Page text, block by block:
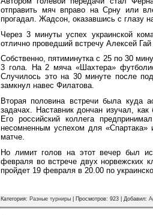
отправить мяч вправо на Срну или
прогадал. Жадсон, оказавшись с глазу
Через 3 минуты успех украинской
отлично проведший встречу Алексей
Собственно, пятиминутка с 25 по 30
3 гола. На 2 мяча «Шахтера»
Случилось это на 30 минуте после
замкнул навес Филатова.
Вторая половина встречи была куда
задачах. Наставник дончан изучал, как
Его российский коллега
несомненным успехом для
матче.
Но лимит голов на этот вечер был
февраля во встрече двух норвежских
пройдет 19 февраля в 20.00 по
Категория: Разные турниры Просмотров: 923 | Добавил: